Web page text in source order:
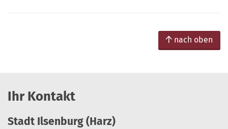
nach oben
Ihr Kontakt
Stadt Ilsenburg (Harz)